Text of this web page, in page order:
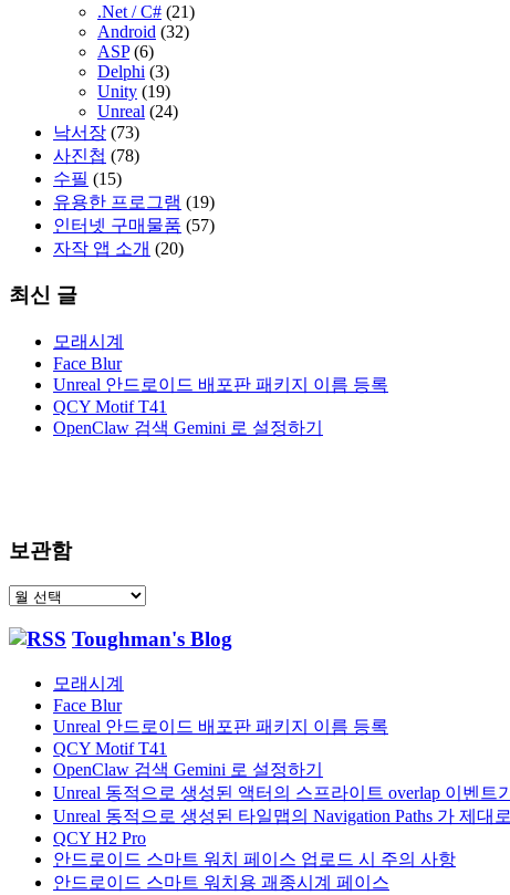
.Net / C# (21)
Android (32)
ASP(6)
Delphi (3)
Unity (19)
Unreal (24)
낙서장 (73)
사진첩 (78)
수필 (15)
유용한 프로그램 (19)
인터넷 구매물품 (57)
자작 앱 소개 (20)
최신 글
모래시계
Face Blur
Unreal 안드로이드 배포판 패키지 이름 등록
QCY Motif T41
OpenClaw 검색 Gemini 로 설정하기
보관함
보
함
Toughman's Blog
모래시계
Face Blur
Unreal 안드로이드 배포판 패키지 이름 등록
QCY Motif T41
OpenClaw 검색 Gemini 로 설정하기
Unreal 동적으로 생성된 액터의 스프라이트 overlap 이벤트
Unreal 동적으로 생성된 타일맵의 Navigation Paths 가 제대
QCY H2 Pro
안드로이드 스마트 워치 페이스 업로드 시 주의 사항
안드로이드 스마트 워치용 괘종시계 페이스